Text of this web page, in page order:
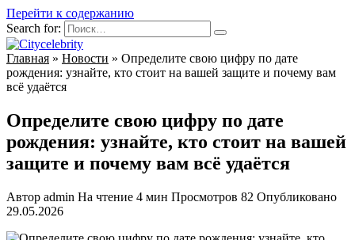
Перейти к содержанию
Search for:
Главная » Новости » Определите свою цифру по дате
рождения: узнайте, кто стоит на вашей защите и почему вам
всё удаётся
Определите свою цифру по дате
рождения: узнайте, кто стоит на вашей
защите и почему вам всё удаётся
Автор admin На чтение 4 мин Просмотров 82 Опубликовано
29.05.2026